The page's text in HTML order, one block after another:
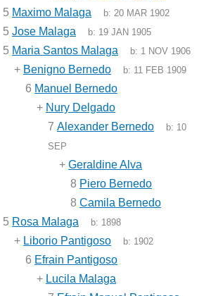
5 Maximo Malaga b:20 MAR 1902
5 Jose Malaga b: 19 JAN 1905
5 Maria Santos Malaga b: 1 NOV 1906
+ Benigno Bernedo b: 11 FEB 1909
6 Manuel Bernedo
+ Nury Delgado
7 Alexander Bernedo b: 10
SEP
+ Geraldine Alva
8 Piero Bernedo
8 Camila Bernedo
5 Rosa Malaga b: 1898
+ Liborio Pantigoso b: 1902
6 Efrain Pantigoso
+ Lucila Malaga